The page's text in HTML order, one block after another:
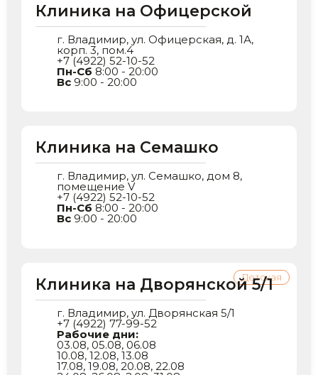
Клиника на Офицерской
г. Владимир, ул. Офицерская, д. 1А,
корп. 3, пом.4
+7 (4922) 52-10-52
Пн-Сб 8:00 - 20:00
Вс 9:00 - 20:00
Клиника на Семашко
г. Владимир, ул. Семашко, дом 8,
помещение V
+7 (4922) 52-10-52
Пн-Сб 8:00 - 20:00
Вс 9:00 - 20:00
Клиника на Дворянской 5/1
Детская
г. Владимир, ул. Дворянская 5/1
+7 (4922) 77-99-52
Рабочие дни:
03.08, 05.08, 06.08
10.08, 12.08, 13.08
17.08, 19.08, 20.08, 22.08